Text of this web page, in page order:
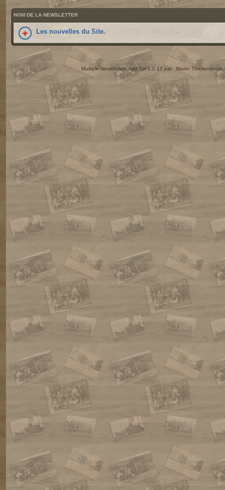
NOM DE LA NEWSLETTER
Les nouvelles du Site.
Multiple Newsletters Add On 1.0.12 par Martin Truckenbrodt